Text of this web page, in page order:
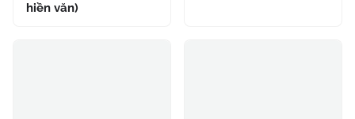
hiền văn)